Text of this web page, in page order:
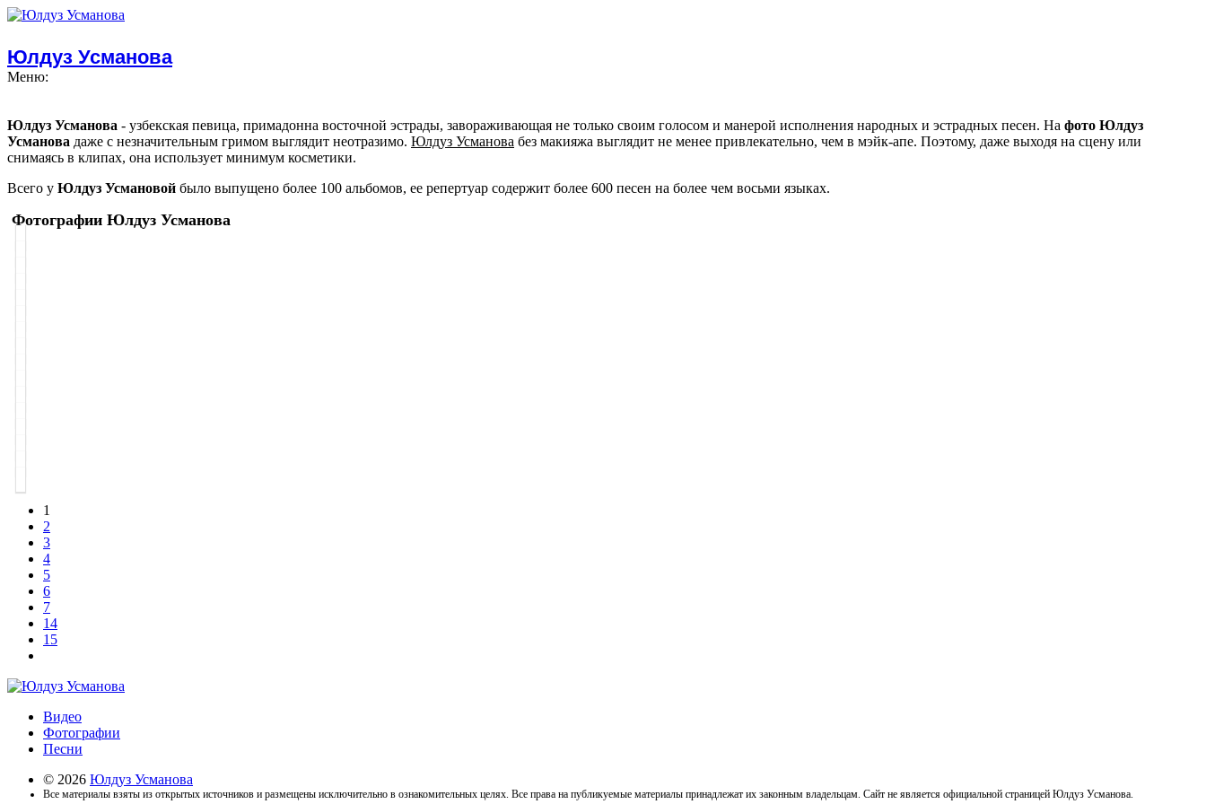
Юлдуз Усманова
Меню:
Юлдуз Усманова - узбекская певица, примадонна восточной эстрады, завораживающая не только своим голосом и манерой исполнения народных и эстрадных песен. На фото Юлдуз
Усманова даже с незначительным гримом выглядит неотразимо. Юлдуз Усманова без макияжа выглядит не менее привлекательно, чем в мэйк-апе. Поэтому, даже выходя на сцену или
снимаясь в клипах, она использует минимум косметики.
Всего у Юлдуз Усмановой было выпущено более 100 альбомов, ее репертуар содержит более 600 песен на более чем восьми языках.
Фотографии Юлдуз Усманова
1
2
3
4
5
6
7
14
15
Видео
Фотографии
Песни
© 2026 Юлдуз Усманова
Все материалы взяты из открытых источников и размещены исключительно в ознакомительных целях. Все права на публикуемые материалы принадлежат их законным владельцам. Сайт не является официальной страницей Юлдуз Усманова.